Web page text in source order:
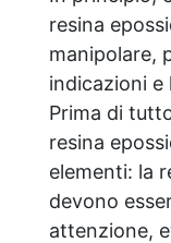
resina
manipolare,
indicazioni e
Prima di
resina
elementi: la
devono
attenzione,